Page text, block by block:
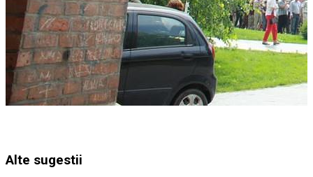
Alte sugestii